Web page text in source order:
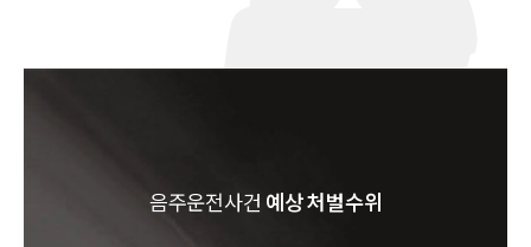
음주운전사건 예상 처벌수위